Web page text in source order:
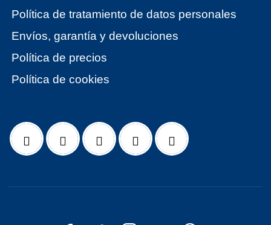
Política de tratamiento de datos personales
Envíos, garantía y devoluciones
Política de precios
Política de cookies